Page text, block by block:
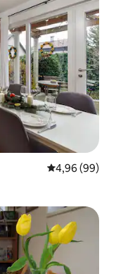
Priemerné
4,96 (99)